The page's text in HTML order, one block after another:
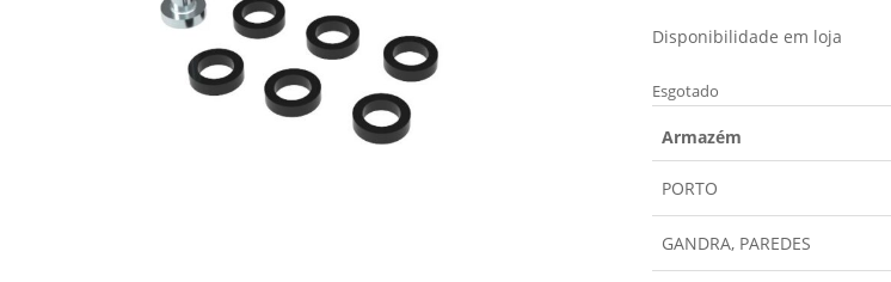
Disponibilidade em loja
Esgotado
Armazém
PORTO
GANDRA, PAREDES